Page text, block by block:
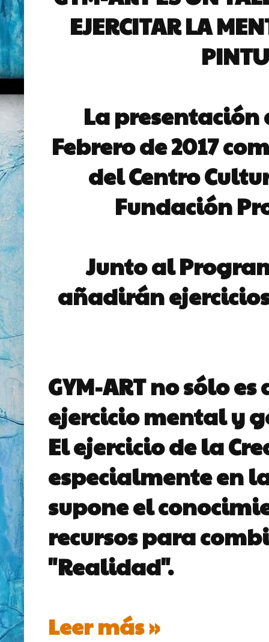
EJERCITAR LA
La presentación
Febrero de 2017
del Centro
Fundación
Junto al
añadirán
GYM-ART no sólo
ejercicio mental y
El ejercicio de la
especialmente en
supone el
recursos para
"Realidad".
Leer más »